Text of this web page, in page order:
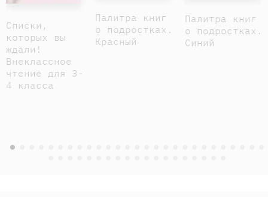
Списки,
которых вы
ждали!
Внеклассное
чтение для 3-
4 класса
Палитра книг
о подростках.
Красный
Палитра книг
о подростках.
Синий